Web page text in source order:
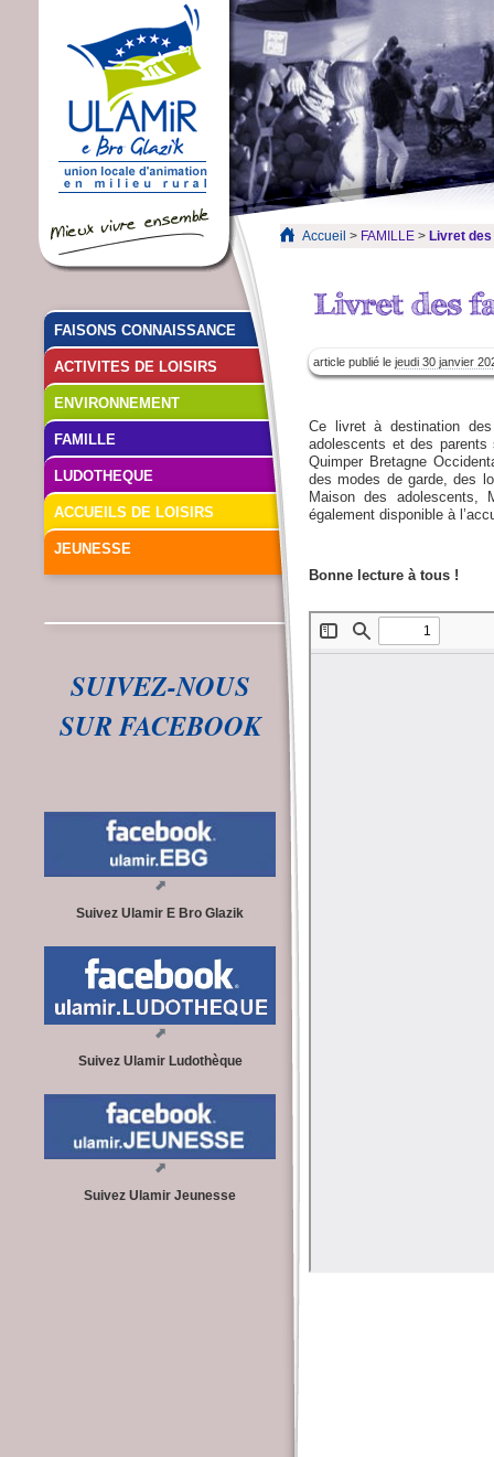
Accueil > FAMILLE> Livret
article publié le jeudi 30 janvier
Ce livret à destination
adolescents et des parents
Quimper Bretagne
des modes de garde, des
Maison des adolescents,
également disponible à
Bonne lecture à tous !
FAISONS CONNAISSANCE
ACTIVITES DE LOISIRS
ENVIRONNEMENT
FAMILLE
LUDOTHEQUE
ACCUEILS DE LOISIRS
JEUNESSE
SUIVEZ-NOUS
SUR FACEBOOK
Suivez Ulamir E Bro Glazik
Suivez Ulamir Ludothèque
Suivez Ulamir Jeunesse